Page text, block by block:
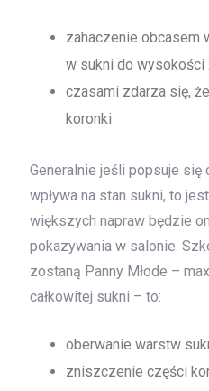
zahaczenie obcasem
w sukni do wysokości
czasami zdarza się,
koronki
Generalnie jeśli popsuje się
wpływa na stan sukni, to
większych napraw będzie
pokazywania w salonie.
zostaną Panny Młode –
całkowitej sukni – to:
oberwanie warstw
zniszczenie części